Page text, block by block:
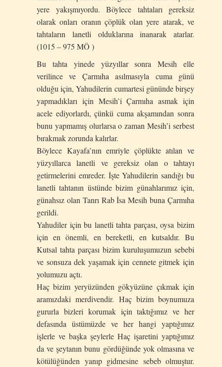
yere yakışmıyordu. Böylece tahtaları gereksiz
olarak onları oranın çöplük olan yere atarak, ve
tahtaların lanetli olduklarına inanarak atarlar.
(1015 – 975 MÖ )
Bu tahta yinede yüzyıllar sonra Mesih elle
verilince ve Çarmıha asılmasıyla cuma günü
olduğu için, Yahudilerin cumartesi gününde birşey
yapmadıkları için Mesih’i Çarmıha asmak için
acele ediyorlardı, çünkü cuma akşamından sonra
bunu yapmamış olurlarsa o zaman Mesih’i serbest
bırakmak zorunda kalırlar.
Böylece Kayafa’nın emriyle çöplükte atılan ve
yüzyıllarca lanetli ve gereksiz olan o tahtayı
getirmelerini emreder. İşte Yahudilerin sandığı bu
lanetli tahtanın üstünde bizim günahlarımız için,
günahsız olan Tanrı Rab İsa Mesih buna Çarmıha
gerildi.
Yahudiler için bu lanetli tahta parçası, oysa bizim
için en önemli, en bereketli, en kutsaldır. Bu
Kutsal tahta parçası bizim kuruluşumuzun sebebi
ve sonsuza dek yaşamak için cennete gitmek için
yolumuzu açtı.
Haç bizim yeryüzünden gökyüzüne çıkmak için
aramızdaki merdivendir. Haç bizim boynumuza
gururla bizleri korumak için taktığımız ve her
defasında üstümüzde ve her hangi yaptığımız
işlerle ve başka şeylerle Haç işaretini yaptığımız
da ve şeytanın bunu gördüğünde yok olmasına ve
kötülüğünden yanıp gidmesine sebeb olmuştur.